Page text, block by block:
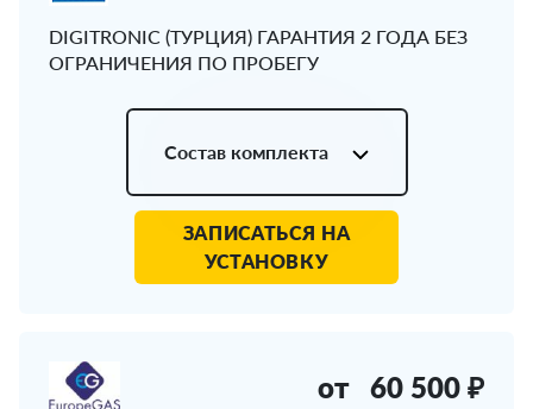
DIGITRONIC (ТУРЦИЯ) ГАРАНТИЯ 2 ГОДА БЕЗ
ОГРАНИЧЕНИЯ ПО ПРОБЕГУ
Состав комплекта
ЗАПИСАТЬСЯ НА
УСТАНОВКУ
от 60 500 ₽